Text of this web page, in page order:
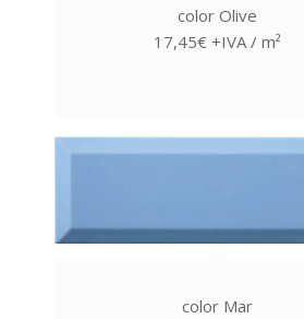
color Olive
17,45€ +IVA / m²
color Mar